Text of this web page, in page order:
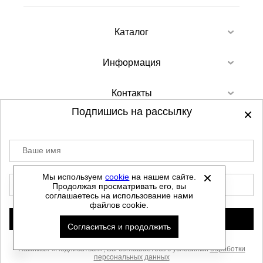
Каталог
Информация
Контакты
©2012-2026 - Sellgroup.ru - все права
защищены.
Данный сайт не является интернет магазином и
не является публичной офертой.
Политика обработки персональных данных
Автоматизировано -
Мы используемcookie на нашем сайте.
Продолжая просматривать его, вы
соглашаетесь на использование нами
файлов cookie.
Согласиться и продолжить
Подпишись на рассылку
Ваше имя
Нажимая «Подписаться», Вы соглашаетесь с условиямиобработки
персональных данных